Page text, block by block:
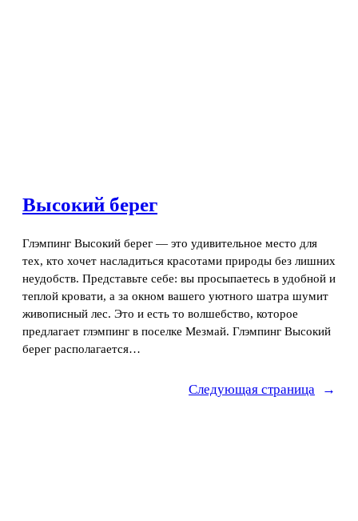
Высокий берег
Глэмпинг Высокий берег — это удивительное место для
тех, кто хочет насладиться красотами природы без лишних
неудобств. Представьте себе: вы просыпаетесь в удобной и
теплой кровати, а за окном вашего уютного шатра шумит
живописный лес. Это и есть то волшебство, которое
предлагает глэмпинг в поселке Мезмай. Глэмпинг Высокий
берег располагается…
Следующая страница →